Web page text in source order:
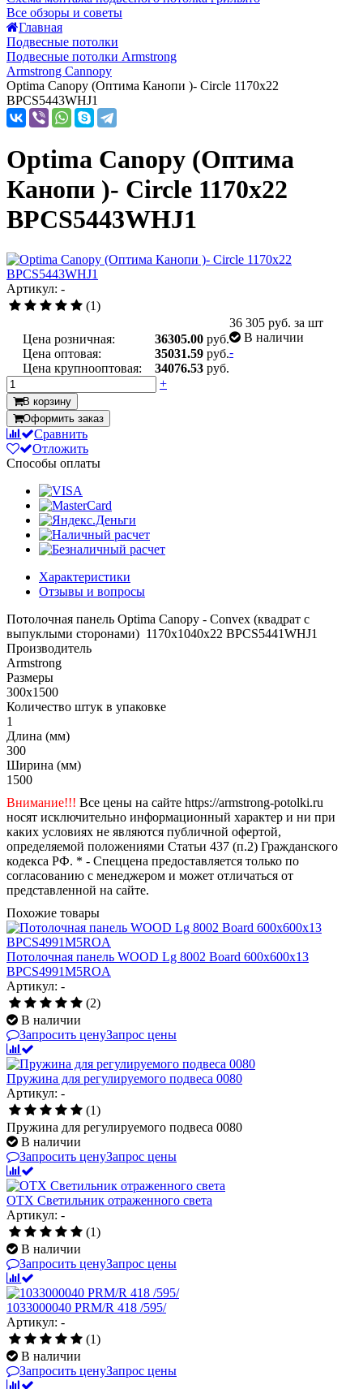
Все обзоры и советы
Главная
Подвесные потолки
Подвесные потолки Armstrong
Armstrong Cannopy
Optima Canopy (Оптима Канопи )- Circle 1170x22
BPCS5443WHJ1
Optima Canopy (Оптима
Канопи )- Circle 1170x22
BPCS5443WHJ1
Артикул: -
(1)
Цена розничная: 36305.00 руб.
Цена оптовая:
35031.59 руб.
Цена крупнооптовая:
34076.53 руб.
36 305 руб. за шт
В наличии
-
+
В корзину
Оформить заказ
Сравнить
Отложить
Способы оплаты
Характеристики
Отзывы и вопросы
Потолочная панель Optima Canopy - Convex (квадрат с
выпуклыми сторонами) 1170x1040x22 BPCS5441WHJ1
Производитель
Armstrong
Размеры
300x1500
Количество штук в упаковке
1
Длина (мм)
300
Ширина (мм)
1500
Внимание!!! Все цены на сайте https://armstrong-potolki.ru
носят исключительно информационный характер и ни при
каких условиях не являются публичной офертой,
определяемой положениями Статьи 437 (п.2) Гражданского
кодекса РФ. * - Спеццена предоставляется только по
согласованию с менеджером и может отличаться от
представленной на сайте.
Похожие товары
Потолочная панель WOOD Lg 8002 Board 600x600x13
BPCS4991M5ROA
Артикул: -
(2)
В наличии
Запросить ценуЗапрос цены
Пружина для регулируемого подвеса 0080
Артикул: -
(1)
Пружина для регулируемого подвеса 0080
В наличии
Запросить ценуЗапрос цены
OTX Светильник отраженного света
Артикул: -
(1)
В наличии
Запросить ценуЗапрос цены
1033000040 PRM/R 418 /595/
Артикул: -
(1)
В наличии
Запросить ценуЗапрос цены